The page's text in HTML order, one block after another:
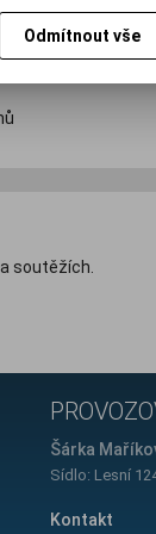
soutěžích.
Šárka
Sídlo: Lesní
Kontakt
Odmítnout vše